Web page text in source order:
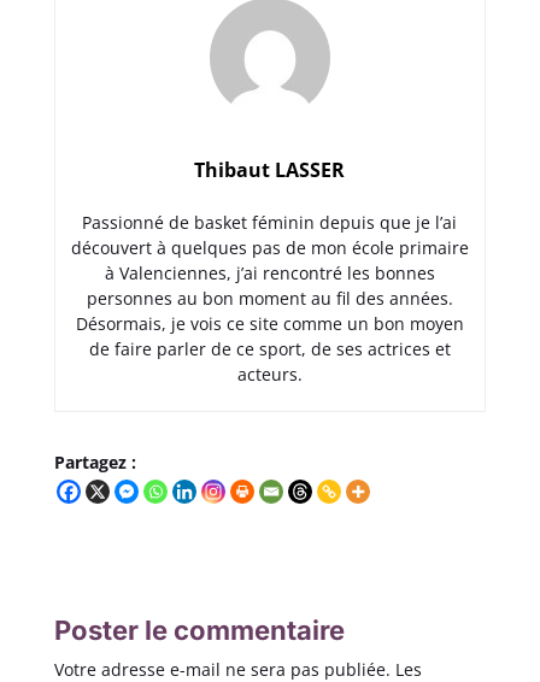
Thibaut LASSER
Passionné de basket féminin depuis que je l’ai
découvert à quelques pas de mon école primaire
à Valenciennes, j’ai rencontré les bonnes
personnes au bon moment au fil des années.
Désormais, je vois ce site comme un bon moyen
de faire parler de ce sport, de ses actrices et
acteurs.
Partagez :
Poster le commentaire
Votre adresse e-mail ne sera pas publiée. Les